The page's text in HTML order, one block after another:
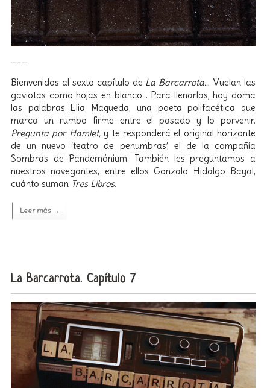
Bienvenidos al sexto capítulo de La Barcarrota… Vuelan las
gaviotas como hojas en blanco… Para llenarlas, hoy doma
las palabras Elia Maqueda, una poeta polifacética que
marca un rumbo firme entre el pasado y lo porvenir.
Pregunta por Hamlet,y te responderá el original horizonte
de un nuevo ‘teatro de penumbras’, el de la compañía
Sombras de Pandemónium. También les preguntamos a
nuestros navegantes, entre ellos Gonzalo Hidalgo Bayal,
cuánto suman Tres Libros.
Leer más →
La Barcarrota. Capítulo 7